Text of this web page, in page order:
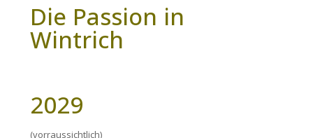
Die Passion in
Wintrich
2029
(vorraussichtlich)